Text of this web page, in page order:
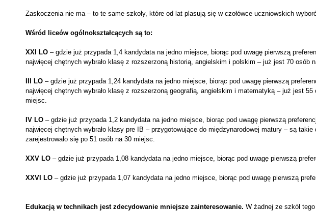
Zaskoczenia nie ma – to te same szkoły, które od lat plasują się w czołówce uczniowskich
Wśród liceów ogólnokształcących są to:
XXI LO– gdzie już przypada 1,4 kandydata na jedno miejsce, biorąc pod uwagę pierwszą
najwięcej chętnych wybrało klasę z rozszerzoną historią, angielskim i polskim – już jest 70 osób
III LO– gdzie już przypada 1,24 kandydata na jedno miejsce, biorąc pod uwagę pierwszą
najwięcej chętnych wybrało klasę z rozszerzoną geografią, angielskim i matematyką – już jest 55
miejsc.
IV LO– gdzie już przypada 1,2 kandydata na jedno miejsce, biorąc pod uwagę pierwszą
najwięcej chętnych wybrało klasy pre IB – przygotowujące do międzynarodowej matury – są takie
zarejestrowało się po 51 osób na 30 miejsc.
XXV LO– gdzie już przypada 1,08 kandydata na jedno miejsce, biorąc pod uwagę pierwszą
XXVI LO– gdzie już przypada 1,07 kandydata na jedno miejsce, biorąc pod uwagę pierwszą
Edukacją w technikach jest zdecydowanie mniejsze zainteresowanie. W żadnej ze szkół